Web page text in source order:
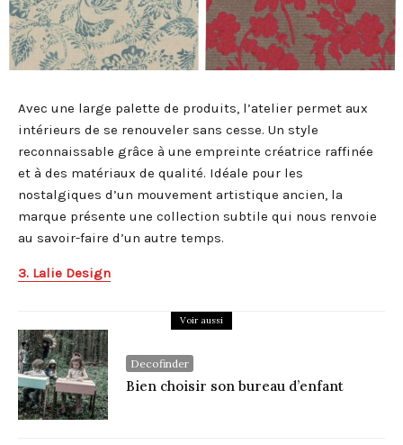
Avec une large palette de produits, l’atelier permet aux
intérieurs de se renouveler sans cesse. Un style
reconnaissable grâce à une empreinte créatrice raffinée
et à des matériaux de qualité. Idéale pour les
nostalgiques d’un mouvement artistique ancien, la
marque présente une collection subtile qui nous renvoie
au savoir-faire d’un autre temps.
3. Lalie Design
Voir aussi
Decofinder
Bien choisir son bureau d’enfant